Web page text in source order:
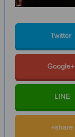
Twitter
Google+
LINE
+share